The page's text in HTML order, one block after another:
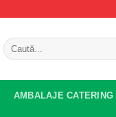
Caută
după:
AMBALAJE CATERING